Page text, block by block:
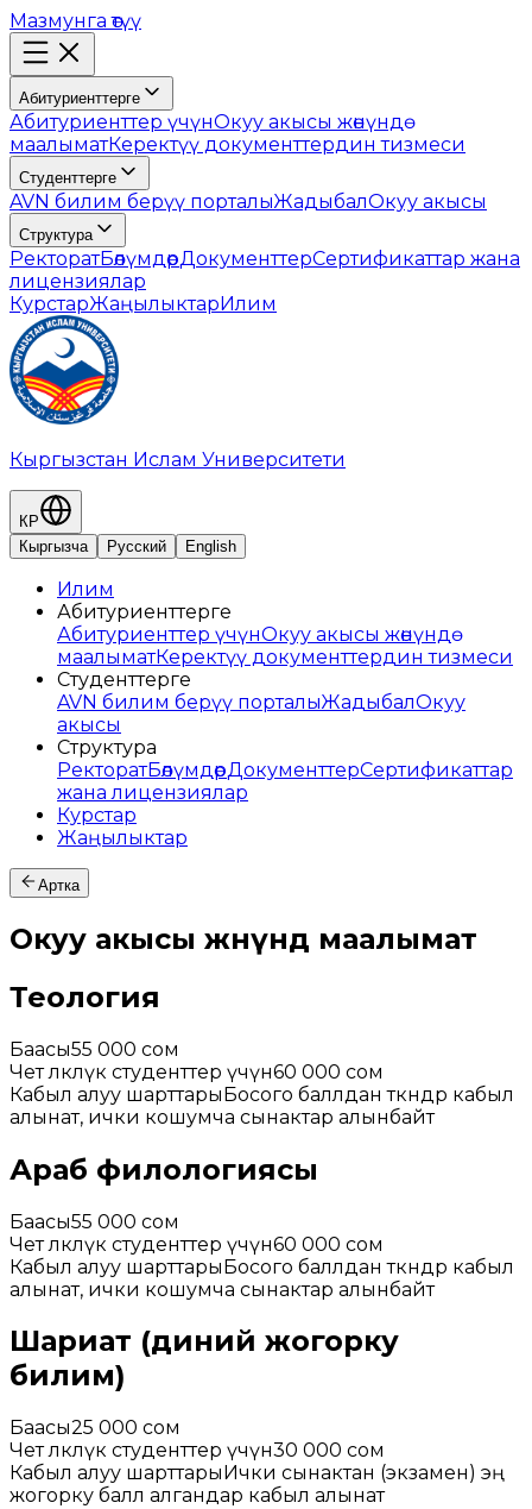
Мазмунга өтүү
Абитуриенттерге
Абитуриенттер үчүнОкуу акысы жөнүндө
маалыматКеректүү документтердин тизмеси
Студенттерге
AVN билим берүү порталыЖадыбалОкуу акысы
Структура
РекторатБөлүмдөрДокументтерСертификаттар жана
лицензиялар
КурстарЖаңылыктарИлим
Кыргызстан Ислам Университети
КР
Кыргызча
Русский English
Илим
Абитуриенттерге
Абитуриенттер үчүнОкуу акысы жөнүндө
маалыматКеректүү документтердин тизмеси
Студенттерге
AVN билим берүү порталыЖадыбалОкуу
акысы
Структура
РекторатБөлүмдөрДокументтерСертификаттар
жана лицензиялар
Курстар
Жаңылыктар
Артка
Окуу акысы жөнүндө маалымат
Теология
Баасы55 000 сом
Чет өлкөлүк студенттер үчүн60 000 сом
Кабыл алуу шарттарыБосого баллдан өткөндөр кабыл
алынат, ички кошумча сынактар алынбайт
Араб филологиясы
Баасы55 000 сом
Чет өлкөлүк студенттер үчүн60 000 сом
Кабыл алуу шарттарыБосого баллдан өткөндөр кабыл
алынат, ички кошумча сынактар алынбайт
Шариат (диний жогорку
билим)
Баасы25 000 сом
Чет өлкөлүк студенттер үчүн30 000 сом
Кабыл алуу шарттары Ички сынактан (экзамен) эң
жогорку балл алгандар кабыл алынат